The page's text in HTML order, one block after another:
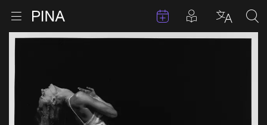
Aller au contenu
Ouvrir le menu Retour à la page d'accueil Évenements
Articles en